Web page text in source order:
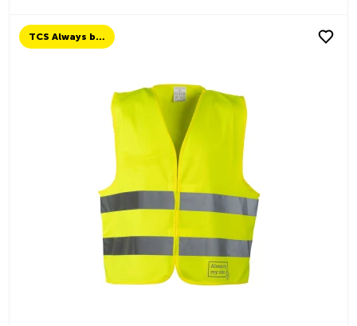
TCS Always by my side